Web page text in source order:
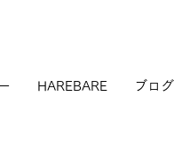
HAREBARE ブログ